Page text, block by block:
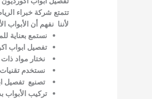
تتمتع شركة خبراء
لأننا نفهم أن الأبواب
نستمع بعناية
تفصيل ابواب
نختار مواد
نستخدم
تصنيع تفصيل
تركيب الأبواب